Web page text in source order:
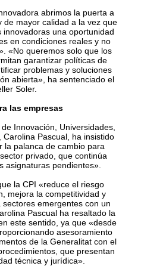
abrimos la puerta a
de mayor calidad a la vez que
una oportunidad
en condiciones reales y no
«No queremos solo que los
garantizar políticas de
problemas y soluciones
abierta», ha sentenciado el
Soler.
las empresas
Innovación, Universidades,
Pascual, ha insistido
la palanca de cambio para
privado, que continúa
asignaturas pendientes».
la CPI «reduce el riesgo
mejora la competitividad y
emergentes con un
Pascual ha resaltado la
este sentido, ya que «desde
asesoramiento
de la Generalitat con el
que presentan
técnica y jurídica».